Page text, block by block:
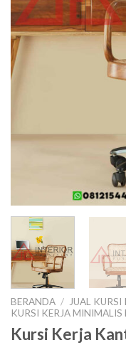
BERANDA / JUAL KURSI
KURSI KERJA MINIMALIS
Kursi Kerja